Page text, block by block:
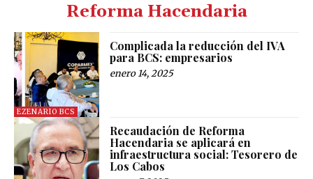
Reforma Hacendaria
EZENARIO BCS
Complicada la reducción del IVA
para BCS: empresarios
enero 14, 2025
Recaudación de Reforma
Hacendaria se aplicará en
infraestructura social: Tesorero de
Los Cabos